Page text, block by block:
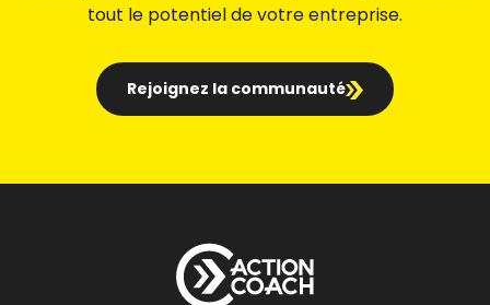
tout le potentiel de votre entreprise.
Rejoignez la communauté